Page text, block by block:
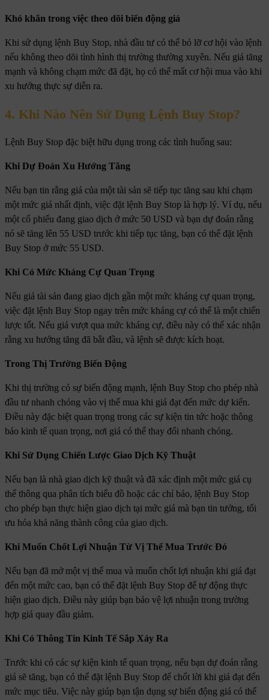
Khó khăn trong việc theo dõi biến động giá
Khi sử dụng lệnh Buy Stop, nhà đầu tư có thể bỏ lỡ cơ hội vào lệnh
nếu không theo dõi tình hình thị trường thường xuyên. Nếu giá tăng
mạnh và không chạm mức đã đặt, họ có thể mất cơ hội mua vào khi
xu hướng thực sự diễn ra.
4. Khi Nào Nên Sử Dụng Lệnh Buy Stop?
Lệnh Buy Stop đặc biệt hữu dụng trong các tình huống sau:
Khi Dự Đoán Xu Hướng Tăng
Nếu bạn tin rằng giá của một tài sản sẽ tiếp tục tăng sau khi chạm
một mức giá nhất định, việc đặt lệnh Buy Stop là hợp lý. Ví dụ, nếu
một cổ phiếu đang giao dịch ở mức 50 USD và bạn dự đoán rằng
nó sẽ tăng lên 55 USD trước khi tiếp tục tăng, bạn có thể đặt lệnh
Buy Stop ở mức 55 USD.
Khi Có Mức Kháng Cự Quan Trọng
Nếu giá tài sản đang giao dịch gần một mức kháng cự quan trọng,
việc đặt lệnh Buy Stop ngay trên mức kháng cự có thể là một chiến
lược tốt. Nếu giá vượt qua mức kháng cự, điều này có thể xác nhận
rằng xu hướng tăng đã bắt đầu, và lệnh sẽ được kích hoạt.
Trong Thị Trường Biến Động
Khi thị trường có sự biến động mạnh, lệnh Buy Stop cho phép nhà
đầu tư nhanh chóng vào vị thế mua khi giá đạt đến mức dự kiến.
Điều này đặc biệt quan trọng trong các sự kiện tin tức hoặc thông
báo kinh tế quan trọng, nơi giá có thể thay đổi nhanh chóng.
Khi Sử Dụng Chiến Lược Giao Dịch Kỹ Thuật
Nếu bạn là nhà giao dịch kỹ thuật và đã xác định một mức giá cụ
thể thông qua phân tích biểu đồ hoặc các chỉ báo, lệnh Buy Stop
cho phép bạn thực hiện giao dịch tại mức giá mà bạn tin tưởng, tối
ưu hóa khả năng thành công của giao dịch.
Khi Muốn Chốt Lợi Nhuận Từ Vị Thế Mua Trước Đó
Nếu bạn đã mở một vị thế mua và muốn chốt lợi nhuận khi giá đạt
đến một mức cao, bạn có thể đặt lệnh Buy Stop để tự động thực
hiện giao dịch. Điều này giúp bạn bảo vệ lợi nhuận trong trường
hợp giá quay đầu giảm.
Khi Có Thông Tin Kinh Tế Sắp Xảy Ra
Trước khi có các sự kiện kinh tế quan trọng, nếu bạn dự đoán rằng
giá sẽ tăng, bạn có thể đặt lệnh Buy Stop để chốt lời khi giá đạt đến
mức mục tiêu. Việc này giúp bạn tận dụng sự biến động giá có thể